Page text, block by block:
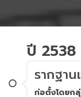
ปี 2538
รากฐา
ก่อตั้งโดยก